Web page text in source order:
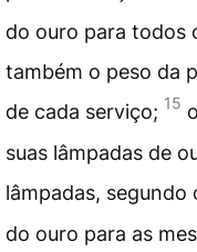
do ouro para todos
também o peso da
de cada serviço; 15
suas lâmpadas de
lâmpadas, segundo
do ouro para as